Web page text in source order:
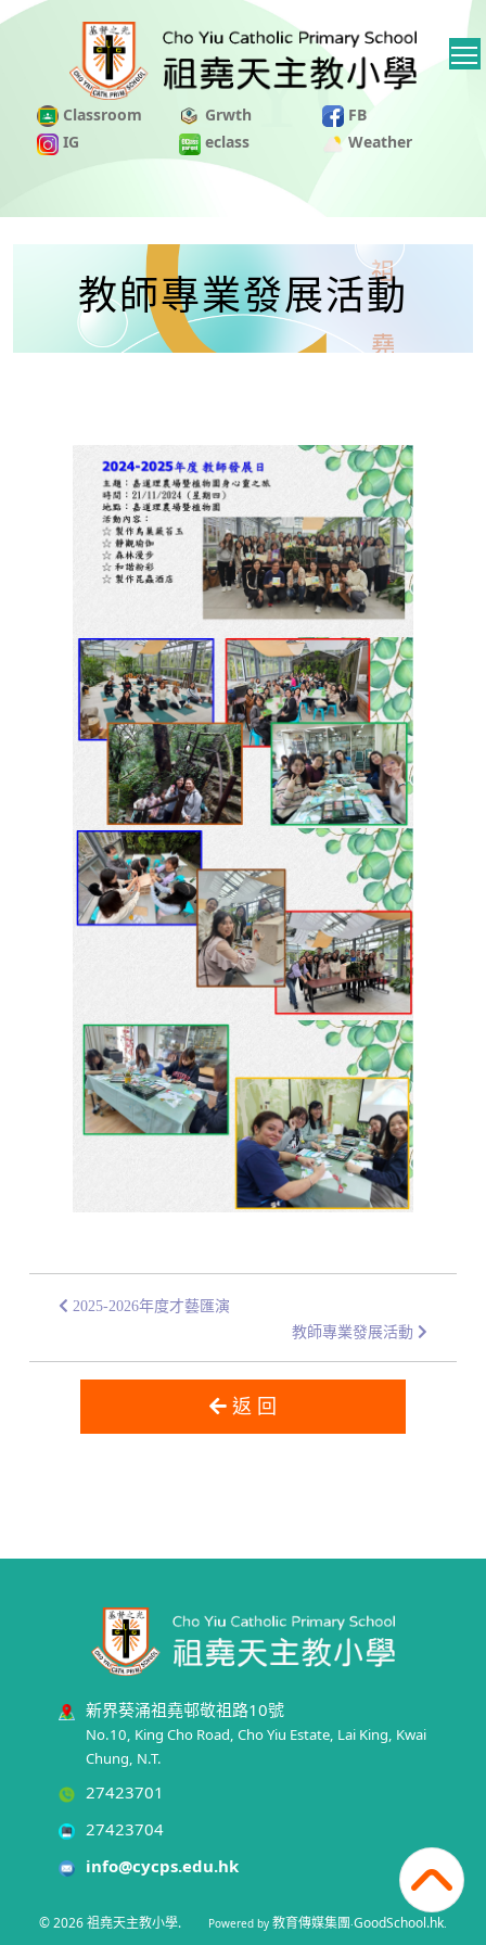
Classroom Grwth
FB
IG
eclass Weather
教師專業發展活動
2025-2026年度才藝匯演
教師專業發展活動
返 回
新界葵涌祖堯邨敬祖路10號
No.10, King Cho Road, Cho Yiu Estate, Lai King, Kwai
Chung, N.T.
27423701
27423704
info@cycps.edu.hk
© 2026祖堯天主教小學. Powered by 教育傳媒集團‧GoodSchool.hk.